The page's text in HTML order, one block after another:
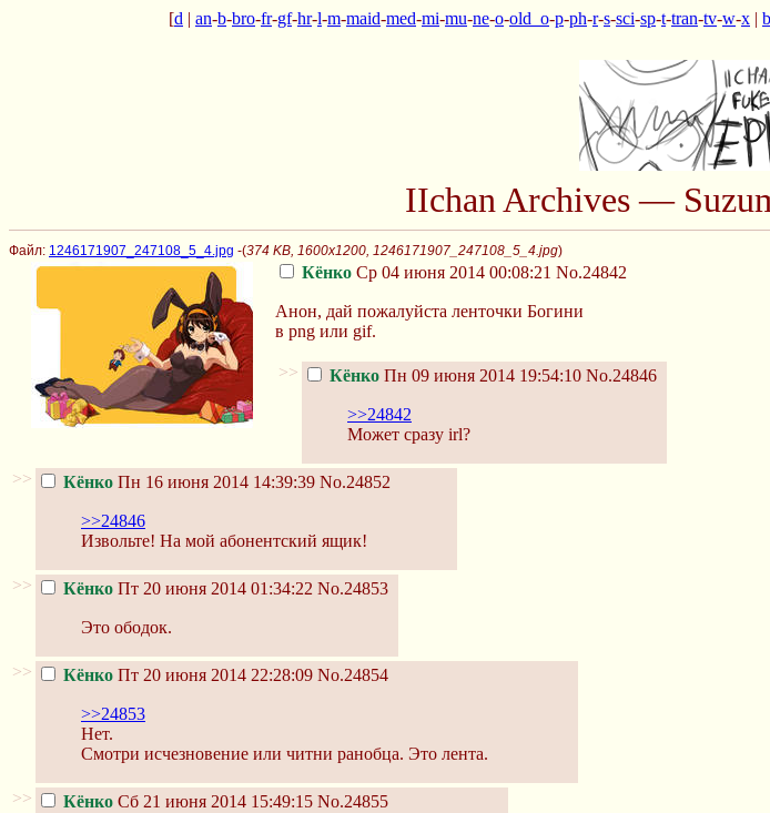
[d | an-b-bro-fr-gf-hr-l-m-maid-med-mi-mu-ne-o-old_o-p-ph-r-s-sci-sp-t-tran-tv-w-x |
IIchan Archives —
Файл: 1246171907_247108_5_4.jpg -(374 KB, 1600x1200, 1246171907_247108_5_4.jpg)
Кёнко Ср 04 июня 2014 00:08:21 No.24842
Анон, дай пожалуйста ленточки Богини
в png или gif.
>> Кёнко Пн 09 июня 2014 19:54:10 No.24846
>>24842
Может сразу irl?
>> Кёнко Пн 16 июня 2014 14:39:39 No.24852
>>24846
Извольте! На мой абонентский ящик!
>> Кёнко Пт 20 июня 2014 01:34:22 No.24853
Это ободок.
>> Кёнко Пт 20 июня 2014 22:28:09 No.24854
>>24853
Нет.
Смотри исчезновение или читни ранобца. Это лента.
>> Кёнко Сб 21 июня 2014 15:49:15 No.24855